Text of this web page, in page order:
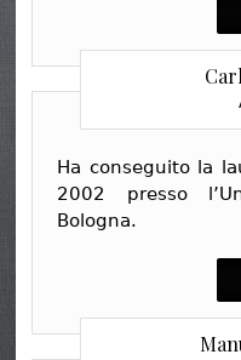
Ha conseguito la
2002 presso
Bologna.